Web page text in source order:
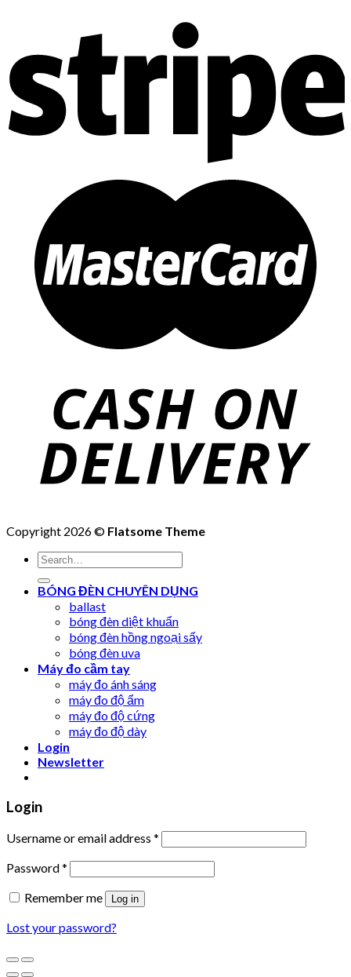
Copyright 2026 © Flatsome Theme
Search
for:
BÓNG ĐÈN CHUYÊN DỤNG
ballast
bóng đèn diệt khuẩn
bóng đèn hồng ngoại sấy
bóng đèn uva
Máy đo cầm tay
máy đo ánh sáng
máy đo độ ẩm
máy đo độ cứng
máy đo độ dày
Login
Newsletter
Login
Username or email address *
Password*
Remember me
Log in
Lost your password?